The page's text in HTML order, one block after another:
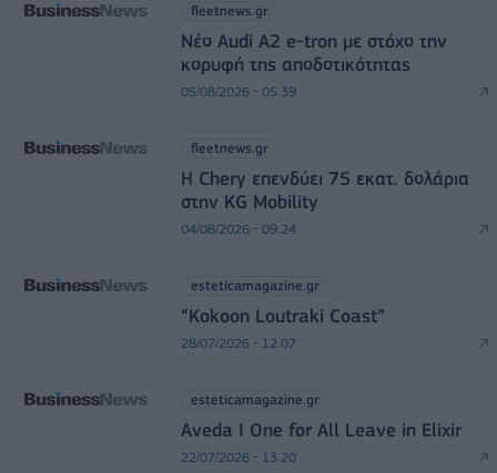
fleetnews.gr
Νέο Audi A2 e-tron με στόχο την
κορυφή της αποδοτικότητας
05/08/2026 - 05:39
fleetnews.gr
Η Chery επενδύει 75 εκατ. δολάρια
στην KG Mobility
04/08/2026 - 09:24
esteticamagazine.gr
“Kokoon Loutraki Coast”
28/07/2026 - 12:07
esteticamagazine.gr
Aveda I One for All Leave in Elixir
22/07/2026 - 13:20